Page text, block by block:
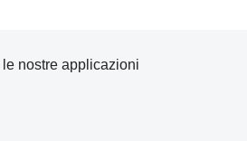
le nostre applicazioni